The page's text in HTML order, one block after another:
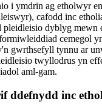
i ymdrin ag etholwyr
cafodd inc
pleidleisio dyblyg mewn
cemegol
gwrthsefyll tynnu ar
twyllodrus yn
aml-gam.
ddefnydd inc